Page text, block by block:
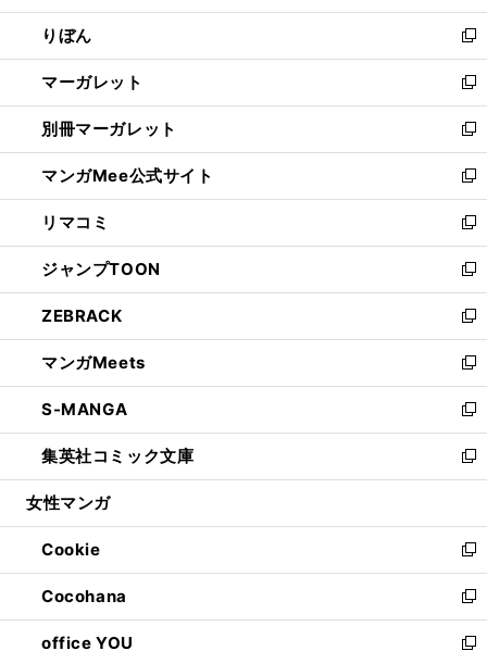
開
く
ウ
で
開
く
ン
ド
ウ
で
開
く
ウ
ィ
ン
ド
ウ
で
開
く
りぼん
新
し
い
ウ
ィ
ン
ド
ウ
で
開
く
マーガレット
新
し
い
ウ
ィ
ン
ド
ウ
で
開
く
別冊マーガレット
新
し
い
ウ
ィ
ン
ド
ウ
で
開
く
マンガMee公式サイト
新
し
い
ウ
ィ
ン
ド
ウ
で
開
く
リマコミ
新
し
い
ウ
ィ
ン
ド
ウ
で
開
く
ジャンプTOON
新
し
い
ウ
ィ
ン
ド
ウ
で
開
ZEBRACK
新
し
い
ウ
ィ
ン
ド
ウ
開
く
マンガMeets
新
し
い
ウ
ィ
ン
ウ
で
開
く
S-MANGA
新
し
い
ウ
ン
ド
ウ
で
開
く
集英社コミック文庫
新
し
ウ
ィ
ン
ド
ウ
で
女性マンガ
Cookie
新
し
い
ウ
ィ
Cocohana
新
し
い
office YOU